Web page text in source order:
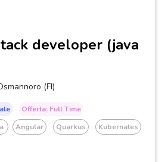
developer (java
(FI)
Offerta: Full Time
Angular Quarkus
Kubernates